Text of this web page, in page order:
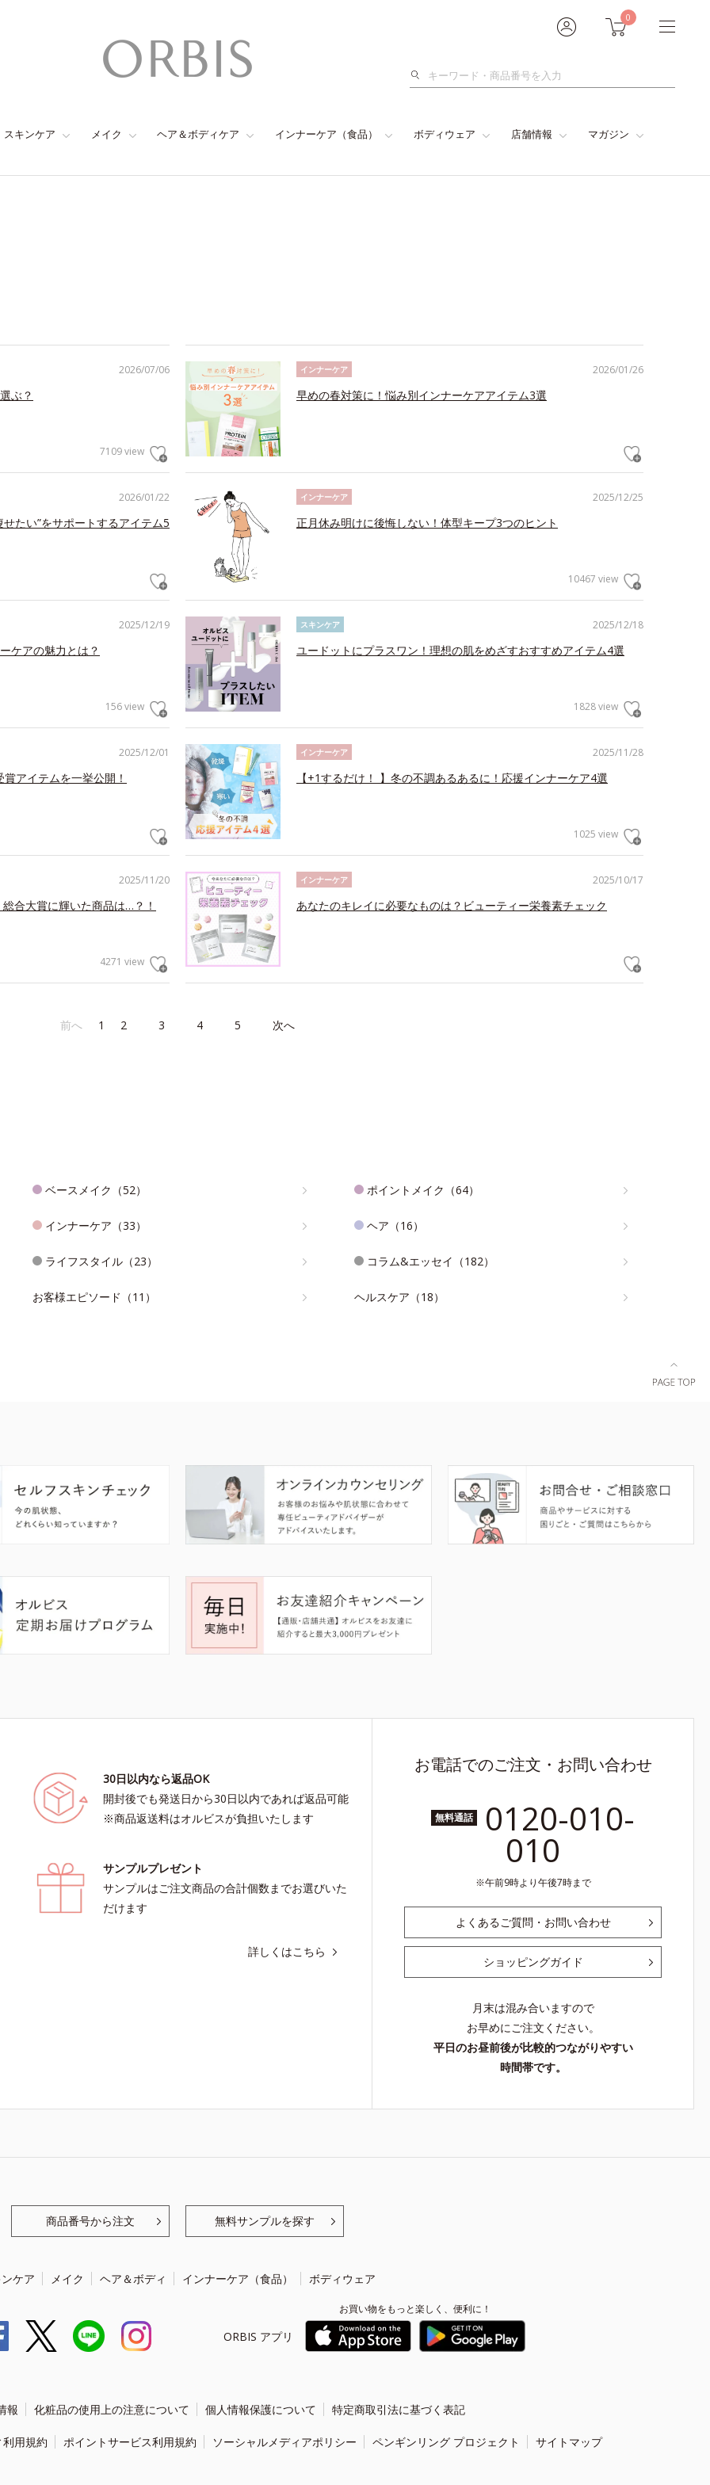
0
検
スキンケア メイク ヘア＆ボディケア インナーケア（食品） ボディウェア 店舗情報 マガジン
2026/07/06
ぶ？
7109 view
2026/01/26
インナーケア
早めの春対策に！悩み別インナーケアアイテム3選
2026/01/22
たい”をサポートするアイテム5
2025/12/25
インナーケア
正月休み明けに後悔しない！体型キープ3つのヒント
10467 view
2025/12/19
ケアの魅力とは？
156 view
2025/12/18
スキンケア
ユードットにプラスワン！理想の肌をめざすおすすめアイテム4選
1828 view
2025/12/01
アイテムを一挙公開！
2025/11/28
インナーケア
【+1するだけ！ 】冬の不調あるあるに！応援インナーケア4選
1025 view
2025/11/20
合大賞に輝いた商品は…？！
4271 view
2025/10/17
インナーケア
あなたのキレイに必要なものは？ビューティー栄養素チェック
前へ 1 2 3 4 5 次へ
ベースメイク（52） ポイントメイク（64）
インナーケア（33） ヘア（16）
ライフスタイル（23） コラム&エッセイ（182）
お客様エピソード（11） ヘルスケア（18）
30日以内なら返品OK
開封後でも発送日から30日以内であれば返品可能
※商品返送料はオルビスが負担いたします
サンプルプレゼント
サンプルはご注文商品の合計個数までお選びいた
だけます
詳しくはこちら
お電話でのご注文・お問い合わせ
無料通話 0120-010-
010
午前9時より午後7時まで
よくあるご質問・お問い合わせ
ショッピングガイド
月末は混み合いますので
お早めにご注文ください。
平日のお昼前後が比較的つながりやすい
時間帯です。
商品番号から注文 無料サンプルを探す
ケア メイク ヘア＆ボディ インナーケア（食品） ボディウェア
ORBIS アプリ
お買い物をもっと楽しく、便利に！
報 化粧品の使用上の注意について 個人情報保護について 特定商取引法に基づく表記
用規約 ポイントサービス利用規約 ソーシャルメディアポリシー ペンギンリング プロジェクト サイトマップ